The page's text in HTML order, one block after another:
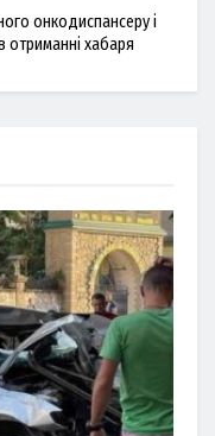
онкодиспансеру і
отриманні хабаря